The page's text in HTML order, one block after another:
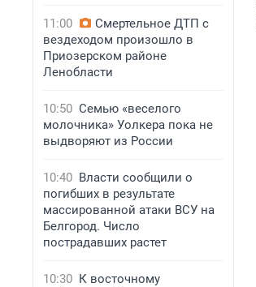
11:00
Смертельное ДТП с
вездеходом произошло в
Приозерском районе
Ленобласти
10:50 Семью «веселого
молочника» Уолкера пока не
выдворяют из России
10:40 Власти сообщили о
погибших в результате
массированной атаки ВСУ на
Белгород. Число
пострадавших растет
10:30 К восточному